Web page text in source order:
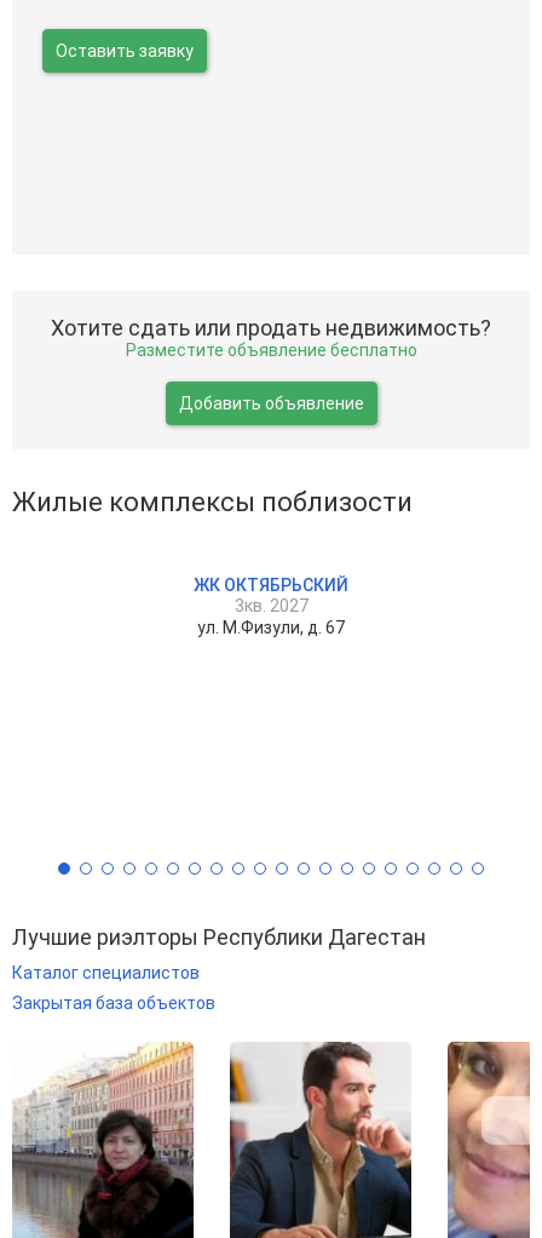
Оставить заявку
Хотите сдать или продать недвижимость?
Разместите объявление бесплатно
Добавить объявление
Жилые комплексы поблизости
ЖК ОКТЯБРЬСКИЙ
3кв. 2027
ул. М.Физули, д. 67
Лучшие риэлторы Республики Дагестан
Каталог специалистов
Закрытая база объектов